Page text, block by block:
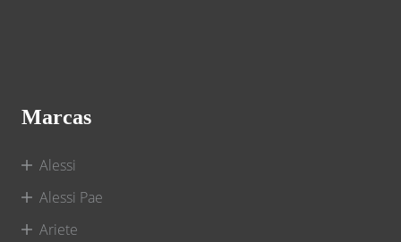
Marcas
Alessi
Alessi Pae
Ariete